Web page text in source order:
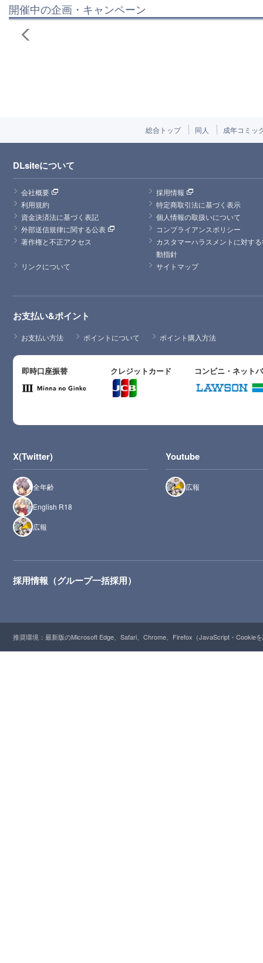
開催中の企画・キャンペーン
総合トップ 同人 成年コミッ
DLsiteについて
会社概要
採用情報
利用規約
特定商取引法に基づく表示
資金決済法に基づく表記
個人情報の取扱いについて
外部送信規律に関する公表
コンプライアンスポリシー
著作権と不正アクセス
カスタマーハラスメントに対す
動指針
リンクについて
サイトマップ
お支払い&ポイント
お支払い方法 ポイントについて ポイント購入方法
即時口座振替 クレジットカード コンビニ・ネット
X(Twitter)
全年齢
English R18
広報
Youtube
広報
採用情報（グループ一括採用）
推奨環境：最新版のMicrosoft Edge、Safari、Chrome、Firefox（JavaScript・Cookie